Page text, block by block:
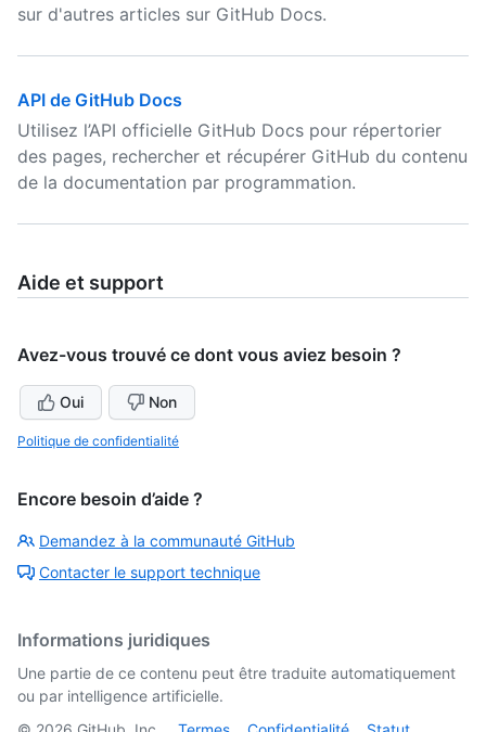
sur d'autres articles sur GitHub Docs.
API de GitHub Docs
Utilisez l’API officielle GitHub Docs pour répertorier
des pages, rechercher et récupérer GitHub du contenu
de la documentation par programmation.
Aide et support
Avez-vous trouvé ce dont vous aviez besoin ?
Oui Non
Politique de confidentialité
Encore besoin d’aide ?
Demandez à la communauté GitHub
Contacter le support technique
Informations juridiques
Une partie de ce contenu peut être traduite automatiquement
ou par intelligence artificielle.